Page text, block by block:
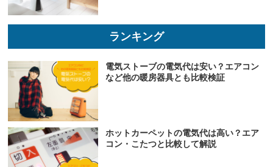
ランキング
電気ストーブの電気代は安い？エアコン
など他の暖房器具とも比較検証
ホットカーペットの電気代は高い？エア
コン・こたつと比較して解説